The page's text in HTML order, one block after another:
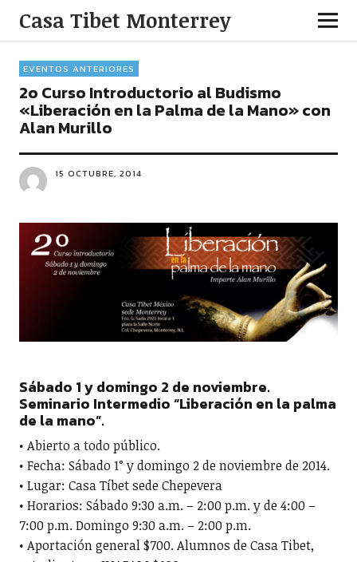
Casa Tibet Monterrey
EVENTOS ANTERIORES
2o Curso Introductorio al Budismo
«Liberación en la Palma de la Mano» con
Alan Murillo
15 OCTUBRE, 2014
Sábado 1 y domingo 2 de noviembre.
Seminario Intermedio “Liberación en la palma
de la mano”.
• Abierto a todo público.
• Fecha: Sábado 1° y domingo 2 de noviembre de 2014.
• Lugar: Casa Tíbet sede Chepevera
• Horarios: Sábado 9:30 a.m. – 2:00 p.m. y de 4:00 –
7:00 p.m. Domingo 9:30 a.m. – 2:00 p.m.
• Aportación general $700. Alumnos de Casa Tibet,